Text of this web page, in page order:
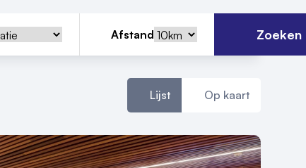
Afstand Zoeken
Lijst Op kaart